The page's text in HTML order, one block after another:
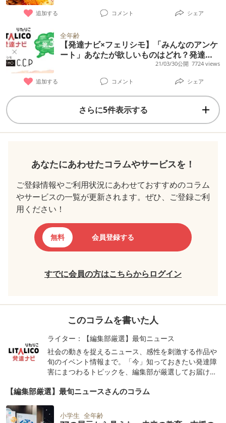
追加する コメント シェア
全年齢
【発達ナビ×フェリシモ】「みんなのアンケ
ート」あなたが欲しいものはどれ？発達障
害フレンドリーなグッズづくり第3弾！
21/03/30公開 7724 views
追加する コメント シェア
さらに5件表示する
あなたにあわせたコラムやサービスを！
ご登録情報やご利用状況にあわせておすすめのコラム
やサービスの一覧が更新されます。ぜひ、ご登録ご利
用ください！
無料 会員登録する
すでに会員の方はこちらからログイン
このコラムを書いた人
ライター：【編集部厳選】最旬ニュース
社会の動きを捉えるニュース、感性を刺激する作品や
旬のイベント情報まで。「今」知っておきたい発達障
害にまつわるトピックを、編集部が厳選してお届けし
【編集部厳選】最旬ニュースさんのコラム
小学生 全年齢